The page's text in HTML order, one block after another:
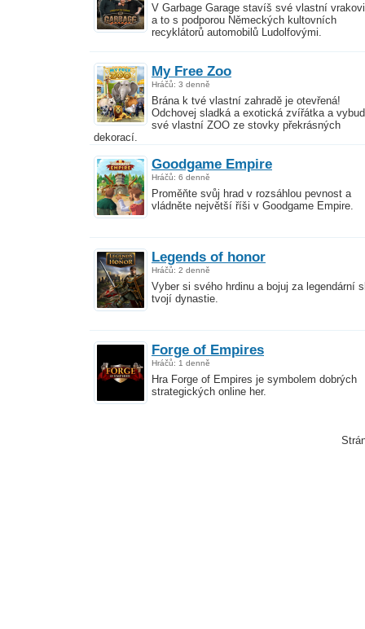
V Garbage Garage stavíš své vlastní
a to s podporou Německých kultovních
recyklátorů automobilů Ludolfovými.
My Free Zoo
Hráčů: 3 denně
Brána k tvé vlastní zahradě je otevřená!
Odchovej sladká a exotická zvířátka a
své vlastní ZOO ze stovky překrásných
dekorací.
Goodgame Empire
Hráčů: 6 denně
Proměňte svůj hrad v rozsáhlou pevnost a
vládněte největší říši v Goodgame Empire.
Legends of honor
Hráčů: 2 denně
Vyber si svého hrdinu a bojuj za legendární
tvojí dynastie.
Forge of Empires
Hráčů: 1 denně
Hra Forge of Empires je symbolem dobrých
strategických online her.